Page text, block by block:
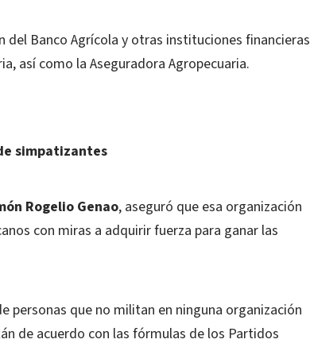
del Banco Agrícola y otras instituciones financieras
así como la Aseguradora Agropecuaria.
simpatizantes
Rogelio Genao, aseguró que esa organización
con miras a adquirir fuerza para ganar las
personas que no militan en ninguna organización
de acuerdo con las fórmulas de los Partidos